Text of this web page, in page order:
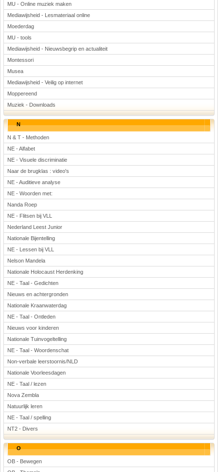
MU - Online muziek maken
Mediawijsheid - Lesmateriaal online
Moederdag
MU - tools
Mediawijsheid - Nieuwsbegrip en actualiteit
Montessori
Musea
Mediawijsheid - Veilig op internet
Moppereend
Muziek - Downloads
N
N & T - Methoden
NE - Alfabet
NE - Visuele discriminatie
Naar de brugklas : video's
NE - Auditieve analyse
NE - Woorden met:
Nanda Roep
NE - Flitsen bij VLL
Nederland Leest Junior
Nationale Bijentelling
NE - Lessen bij VLL
Nelson Mandela
Nationale Holocaust Herdenking
NE - Taal - Gedichten
Nieuws en achtergronden
Nationale Kraanwaterdag
NE - Taal - Ontleden
Nieuws voor kinderen
Nationale Tuinvogeltelling
NE - Taal - Woordenschat
Non-verbale leerstoornis/NLD
Nationale Voorleesdagen
NE - Taal / lezen
Nova Zembla
Natuurlijk leren
NE - Taal / spelling
NT2 - Divers
O
OB - Bewegen